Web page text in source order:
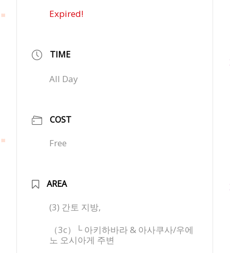
Expired!
TIME
All Day
COST
Free
AREA
(3) 간토 지방,
（3c）└ 아키하바라 & 아사쿠사/우에
노 오시아게 주변